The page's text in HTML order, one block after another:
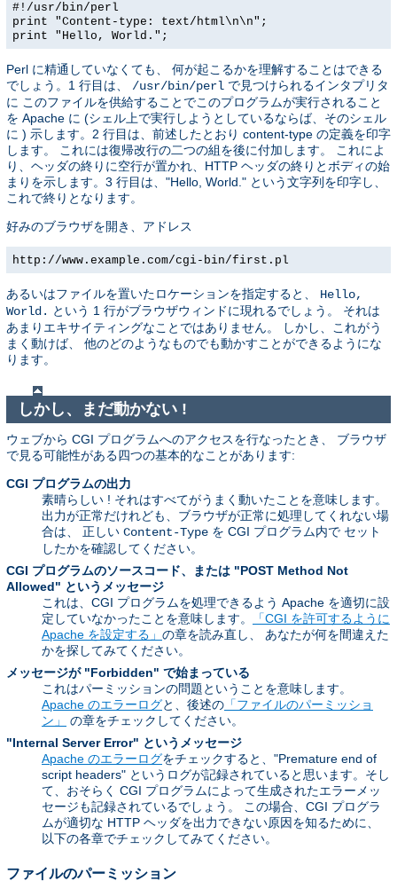
#!/usr/bin/perl
print "Content-type: text/html\n\n";
print "Hello, World.";
Perl に精通していなくても、 何が起こるかを理解することはできる
でしょう。1 行目は、 /usr/bin/perl で見つけられるインタプリタ
に このファイルを供給することでこのプログラムが実行されること
を Apache に (シェル上で実行しようとしているならば、そのシェル
に ) 示します。2 行目は、前述したとおり content-type の定義を印字
します。 これには復帰改行の二つの組を後に付加します。 これによ
り、ヘッダの終りに空行が置かれ、HTTP ヘッダの終りとボディの始
まりを示します。3 行目は、"Hello, World." という文字列を印字し、
これで終りとなります。
好みのブラウザを開き、アドレス
http://www.example.com/cgi-bin/first.pl
あるいはファイルを置いたロケーションを指定すると、 Hello,
World. という 1 行がブラウザウィンドに現れるでしょう。 それは
あまりエキサイティングなことではありません。 しかし、これがう
まく動けば、 他のどのようなものでも動かすことができるようにな
ります。
しかし、まだ動かない !
ウェブから CGI プログラムへのアクセスを行なったとき、 ブラウザ
で見る可能性がある四つの基本的なことがあります:
CGI プログラムの出力
素晴らしい ! それはすべてがうまく動いたことを意味します。
出力が正常だけれども、ブラウザが正常に処理してくれない場
合は、 正しい Content-Type を CGI プログラム内で セット
したかを確認してください。
CGI プログラムのソースコード、または "POST Method Not
Allowed" というメッセージ
これは、CGI プログラムを処理できるよう Apache を適切に設
定していなかったことを意味します。
「CGI を許可するように
Apache を設定する」 の章を読み直し、 あなたが何を間違えた
かを探してみてください。
メッセージが "Forbidden" で始まっている
これはパーミッションの問題ということを意味します。
Apache のエラーログと、後述の 「ファイルのパーミッショ
ン」
の章をチェックしてください。
"Internal Server Error" というメッセージ
Apache のエラーログをチェックすると、"Premature end of
script headers" というログが記録されていると思います。そし
て、おそらく CGI プログラムによって生成されたエラーメッ
セージも記録されているでしょう。 この場合、CGI プログラ
ムが適切な HTTP ヘッダを出力できない原因を知るために、
以下の各章でチェックしてみてください。
ファイルのパーミッション